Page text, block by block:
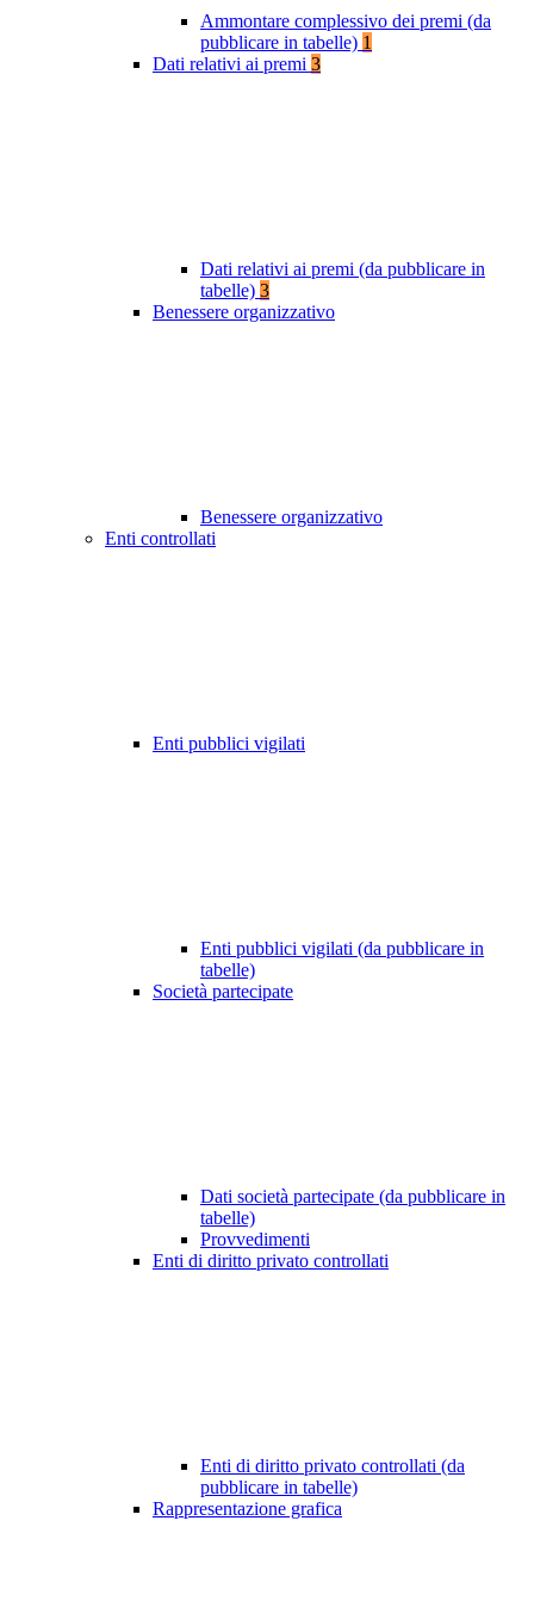
Ammontare complessivo dei premi (da
pubblicare in tabelle) 1
Dati relativi ai premi 3
Dati relativi ai premi (da pubblicare in
tabelle) 3
Benessere organizzativo
Benessere organizzativo
Enti controllati
Enti pubblici vigilati
Enti pubblici vigilati (da pubblicare in
tabelle)
Società partecipate
Dati società partecipate (da pubblicare in
tabelle)
Provvedimenti
Enti di diritto privato controllati
Enti di diritto privato controllati (da
pubblicare in tabelle)
Rappresentazione grafica